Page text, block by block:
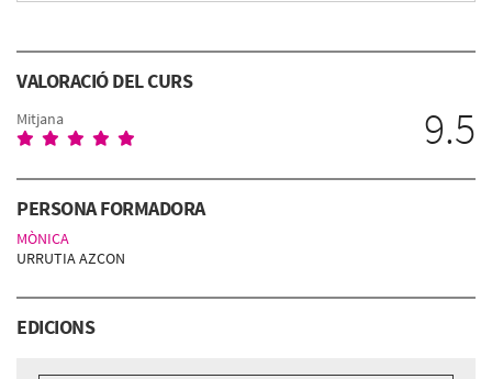
VALORACIÓ DEL CURS
Mitjana 9.5
PERSONA FORMADORA
MÒNICA
URRUTIA AZCON
EDICIONS